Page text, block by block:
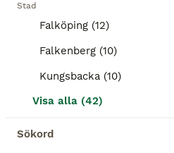
Stad
Falköping (12)
Falkenberg (10)
Kungsbacka (10)
Visa alla (42)
Sökord